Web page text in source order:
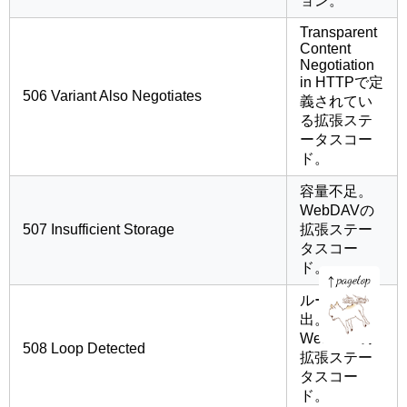
506 Variant Also Negotiates
Transparent
Content
Negotiation
in HTTPで定
義されてい
る拡張ステ
ータスコー
ド。
507 Insufficient Storage
容量不足。
WebDAVの
拡張ステー
タスコー
ド。
508 Loop Detected
ループを検
出。
WebDAVの
拡張ステー
タスコー
ド。
page